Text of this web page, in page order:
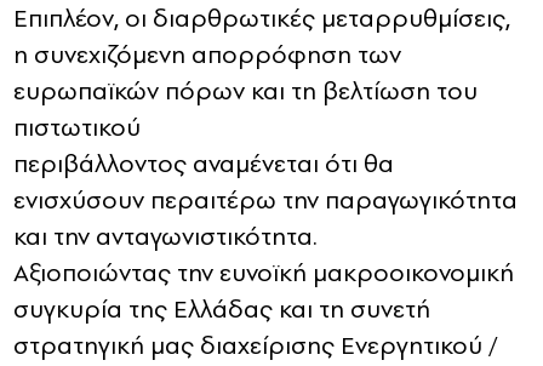
Επιπλέον, οι διαρθρωτικές μεταρρυθμίσεις,
η συνεχιζόμενη απορρόφηση των
ευρωπαϊκών πόρων και τη βελτίωση του
πιστωτικού
περιβάλλοντος αναμένεται ότι θα
ενισχύσουν περαιτέρω την παραγωγικότητα
και την ανταγωνιστικότητα.
Αξιοποιώντας την ευνοϊκή μακροοικονομική
συγκυρία της Ελλάδας και τη συνετή
στρατηγική μας διαχείρισης Ενεργητικού /